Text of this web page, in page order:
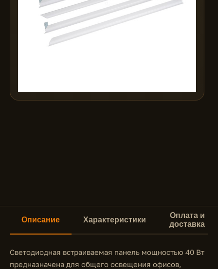
Описание Характеристики
Оплата и
доставка
Светодиодная встраиваемая панель мощностью 40 Вт
предназначена для общего освещения офисов,